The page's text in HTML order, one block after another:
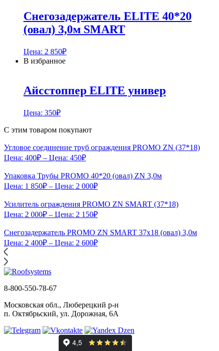
Снегозадержатель ELITE 40*20
(овал) 3,0м SMART
Цена: 2 850₽
В избранное
Айсстоппер ELITE универ
Цена: 350₽
С этим товаром покупают
Угловое соединение труб ограждения PROMO ZN (37*18)
Цена: 400₽ – Цена: 450₽
Упаковка Трубы PROMO 40*20 (овал) ZN 3,0м
Цена: 1 850₽ – Цена: 2 000₽
Усилитель ограждения PROMO ZN SMART (37*18)
Цена: 2 000₽ – Цена: 2 150₽
Снегозадержатель PROMO ZN SMART 37x18 (овал) 3,0м
Цена: 2 400₽ – Цена: 2 600₽
8-800-550-78-67
Московская обл., Люберецкий р-н
п. Октябрьский, ул. Дорожная, 6А